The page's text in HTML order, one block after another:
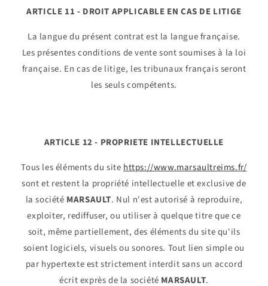
ARTICLE 11 - DROIT APPLICABLE EN CAS DE LITIGE
La langue du présent contrat est la langue française.
Les présentes conditions de vente sont soumises à la loi
française. En cas de litige, les tribunaux français seront
les seuls compétents.
ARTICLE 12 - PROPRIETE INTELLECTUELLE
Tous les éléments du sitehttps://www.marsaultreims.fr/
sont et restent la propriété intellectuelle et exclusive de
la société MARSAULT. Nul n'est autorisé à reproduire,
exploiter, rediffuser, ou utiliser à quelque titre que ce
soit, même partiellement, des éléments du site qu'ils
soient logiciels, visuels ou sonores. Tout lien simple ou
par hypertexte est strictement interdit sans un accord
écrit exprès de la société MARSAULT.